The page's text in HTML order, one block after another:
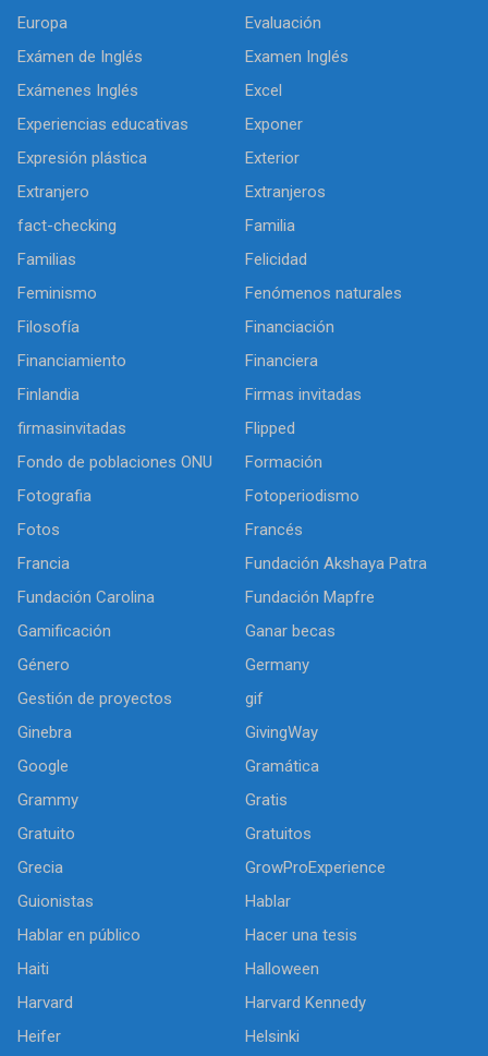
Europa
Evaluación
Exámen de Inglés
Examen Inglés
Exámenes Inglés
Excel
Experiencias educativas
Exponer
Expresión plástica
Exterior
Extranjero
Extranjeros
fact-checking
Familia
Familias
Felicidad
Feminismo
Fenómenos naturales
Filosofía
Financiación
Financiamiento
Financiera
Finlandia
Firmas invitadas
firmasinvitadas
Flipped
Fondo de poblaciones ONU
Formación
Fotografia
Fotoperiodismo
Fotos
Francés
Francia
Fundación Akshaya Patra
Fundación Carolina
Fundación Mapfre
Gamificación
Ganar becas
Género
Germany
Gestión de proyectos
gif
Ginebra
GivingWay
Google
Gramática
Grammy
Gratis
Gratuito
Gratuitos
Grecia
GrowProExperience
Guionistas
Hablar
Hablar en público
Hacer una tesis
Haiti
Halloween
Harvard
Harvard Kennedy
Heifer
Helsinki